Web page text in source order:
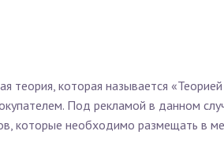
теория, которая называется
Под рекламой в данном
которые необходимо размещать в